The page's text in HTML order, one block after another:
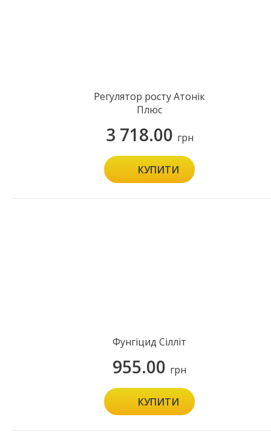
Регулятор росту Атонік
Плюс
3 718.00 грн
КУПИТИ
Фунгіцид Сілліт
955.00 грн
КУПИТИ